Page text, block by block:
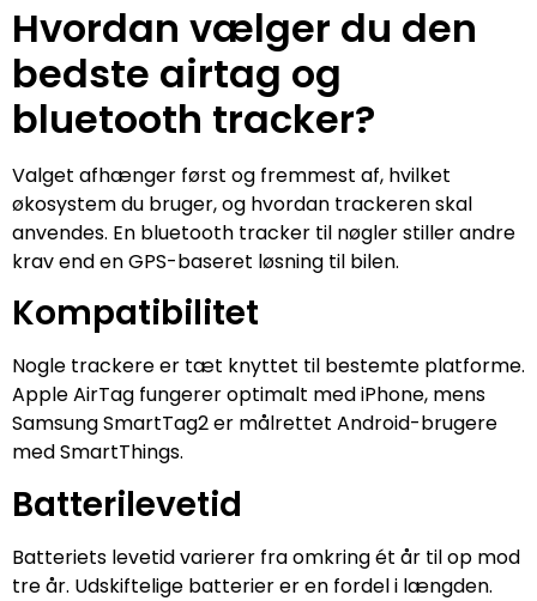
Hvordan vælger du den
bedste airtag og
bluetooth tracker?
Valget afhænger først og fremmest af, hvilket
økosystem du bruger, og hvordan trackeren skal
anvendes. En bluetooth tracker til nøgler stiller andre
krav end en GPS-baseret løsning til bilen.
Kompatibilitet
Nogle trackere er tæt knyttet til bestemte platforme.
Apple AirTag fungerer optimalt med iPhone, mens
Samsung SmartTag2 er målrettet Android-brugere
med SmartThings.
Batterilevetid
Batteriets levetid varierer fra omkring ét år til op mod
tre år. Udskiftelige batterier er en fordel i længden.